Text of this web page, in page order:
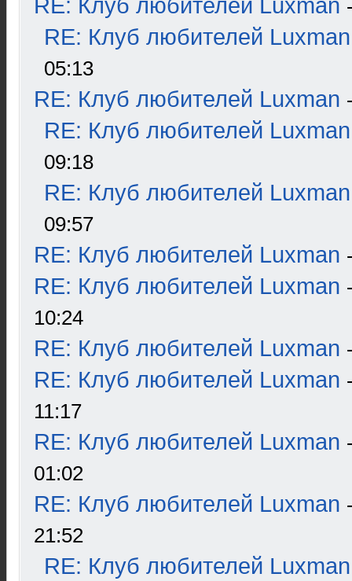
RE: Клуб любителей Luxman
RE: Клуб любителей Luxman
05:13
RE: Клуб любителей Luxman
RE: Клуб любителей Luxman
09:18
RE: Клуб любителей Luxman
09:57
RE: Клуб любителей Luxman
RE: Клуб любителей Luxman
10:24
RE: Клуб любителей Luxman
RE: Клуб любителей Luxman
11:17
RE: Клуб любителей Luxman
01:02
RE: Клуб любителей Luxman
21:52
RE: Клуб любителей Luxman